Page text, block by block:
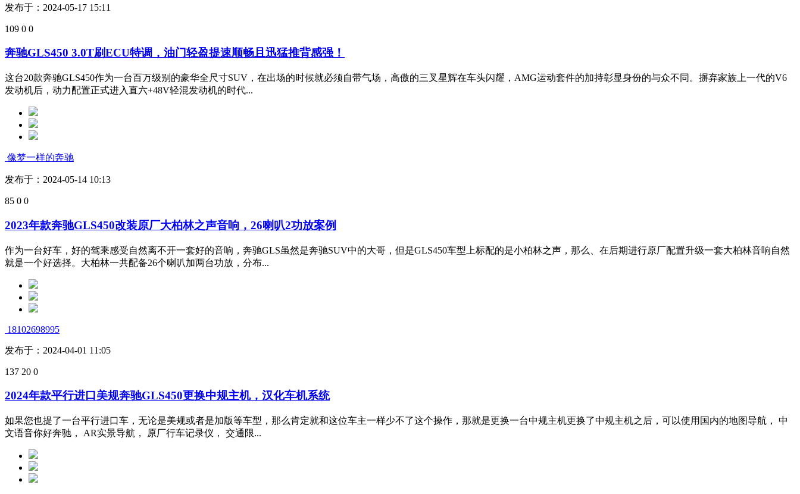
发布于：2024-05-17 15:11
109 0 0
奔驰GLS450 3.0T刷ECU特调，油门轻盈提速顺畅且迅猛推背感强！
这台20款奔驰GLS450作为一台百万级别的豪华全尺寸SUV，在出场的时候就必须自带气场，高傲的三叉星辉在车头闪耀，AMG运动套件的加持彰显身份的与众不同。摒弃家族上一代的V6
发动机后，动力配置正式进入直六+48V轻混发动机的时代...
像梦一样的奔驰
发布于：2024-05-14 10:13
85 0 0
2023年款奔驰GLS450改装原厂大柏林之声音响，26喇叭2功放案例
作为一台好车，好的驾乘感受自然离不开一套好的音响，奔驰GLS虽然是奔驰SUV中的大哥，但是GLS450车型上标配的是小柏林之声，那么、在后期进行原厂配置升级一套大柏林音响自然
就是一个好选择。大柏林一共配备26个喇叭加两台功放，分布...
18102698995
发布于：2024-04-01 11:05
137 20 0
2024年款平行进口美规奔驰GLS450更换中规主机，汉化车机系统
如果您也提了一台平行进口车，无论是美规或者是加版等车型，那么肯定就和这位车主一样少不了这个操作，那就是更换一台中规主机更换了中规主机之后，可以使用国内的地图导航， 中​‌‌
文语音你好奔驰， AR实景导航， 原厂行车记录仪， 交通限...